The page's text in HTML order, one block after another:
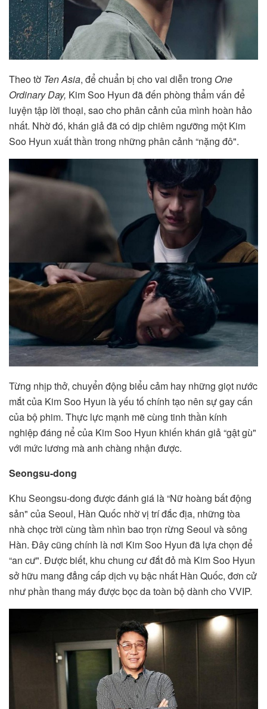
Theo tờ Ten Asia, để chuẩn bị cho vai diễn trong One
Ordinary Day, Kim Soo Hyun đã đến phòng thẩm vấn để
luyện tập lời thoại, sao cho phân cảnh của mình hoàn hảo
nhất. Nhờ đó, khán giả đã có dịp chiêm ngưỡng một Kim
Soo Hyun xuất thần trong những phân cảnh “nặng đô".
Từng nhịp thở, chuyển động biểu cảm hay những giọt nước
mắt của Kim Soo Hyun là yếu tố chính tạo nên sự gay cấn
của bộ phim. Thực lực mạnh mẽ cùng tinh thần kính
nghiệp đáng nể của Kim Soo Hyun khiến khán giả “gật gù"
với mức lương mà anh chàng nhận được.
Seongsu-dong
Khu Seongsu-dong được đánh giá là “Nữ hoàng bất động
sản" của Seoul, Hàn Quốc nhờ vị trí đắc địa, những tòa
nhà chọc trời cùng tầm nhìn bao trọn rừng Seoul và sông
Hàn. Đây cũng chính là nơi Kim Soo Hyun đã lựa chọn để
“an cư". Được biết, khu chung cư đắt đỏ mà Kim Soo Hyun
sở hữu mang đẳng cấp dịch vụ bậc nhất Hàn Quốc, đơn cử
như phần thang máy được bọc da toàn bộ dành cho VVIP.